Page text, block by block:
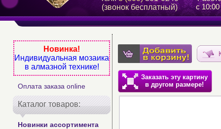
(звонок бесплатный)
с
Новинка!
Индивидуальная мозаика
в алмазной технике!
Оплата заказа online
Каталог товаров:
Новинки ассортимента
Заказать эту картину
в другом размере!